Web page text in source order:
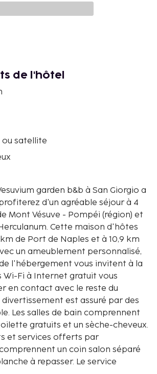
de l'hôtel
ou satellite
garden b&b à San Giorgio a
d'un agréable séjour à 4
Mont Vésuve - Pompéi (région) et
maison d'hôtes
de Port de Naples et à 10,9 km
un ameublement personnalisé,
l'hébergement vous invitent à la
Wi-Fi à Internet gratuit vous
en contact avec le reste du
est assuré par des
Les salles de bain comprennent
gratuits et un sèche-cheveux.
et services offerts par
un coin salon séparé
à repasser. Le service